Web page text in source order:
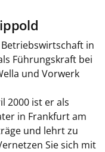
in
Führungskraft bei
und Vorwerk
2000 ist er als
in Frankfurt am
und lehrt zu
Sie sich mit